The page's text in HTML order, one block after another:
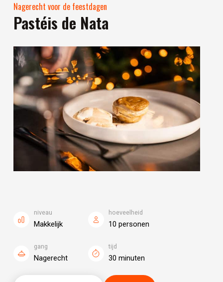
Nagerecht voor de feestdagen
Pastéis de Nata
niveau
Makkelijk
hoeveelheid
10 personen
gang
Nagerecht
tijd
30 minuten